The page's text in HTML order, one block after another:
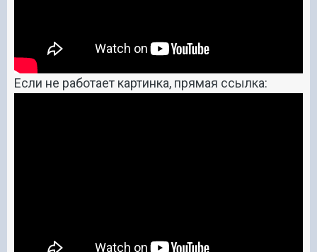
Если не работает картинка, прямая ссылка: